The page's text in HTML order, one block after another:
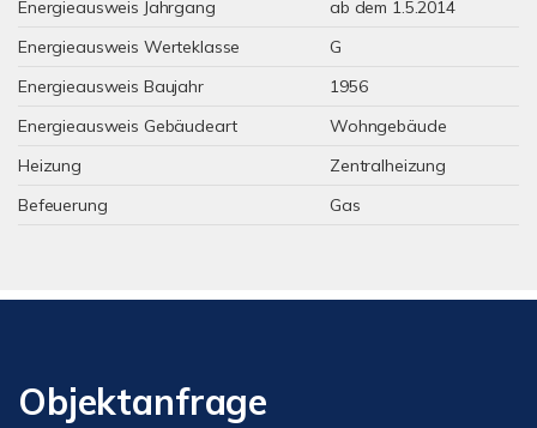
Energieausweis Jahrgang
ab dem 1.5.2014
Energieausweis Werteklasse
G
Energieausweis Baujahr
1956
Energieausweis Gebäudeart
Wohngebäude
Heizung
Zentralheizung
Befeuerung
Gas
Objektanfrage